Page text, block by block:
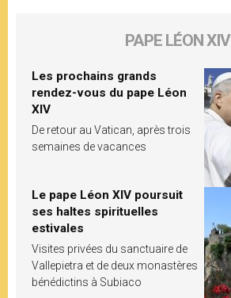
PAPE LÉON XIV
Les prochains grands
rendez-vous du pape Léon
XIV
De retour au Vatican, après trois
semaines de vacances
Le pape Léon XIV poursuit
ses haltes spirituelles
estivales
Visites privées du sanctuaire de
Vallepietra et de deux monastères
bénédictins à Subiaco